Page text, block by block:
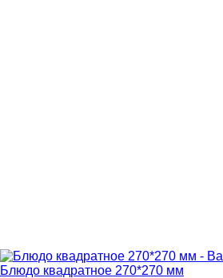
Блюдо квадратное 270*270 мм